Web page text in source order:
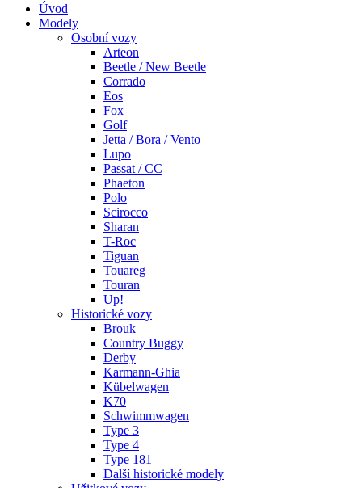
Úvod
Modely
Osobní vozy
Arteon
Beetle / New Beetle
Corrado
Eos
Fox
Golf
Jetta / Bora / Vento
Lupo
Passat / CC
Phaeton
Polo
Scirocco
Sharan
T-Roc
Tiguan
Touareg
Touran
Up!
Historické vozy
Brouk
Country Buggy
Derby
Karmann-Ghia
Kübelwagen
K70
Schwimmwagen
Type 3
Type 4
Type 181
Další historické modely